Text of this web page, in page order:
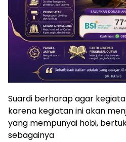
Suardi berharap agar
karena kegiatan ini akan
yang mempunyai hobi,
sebagainya